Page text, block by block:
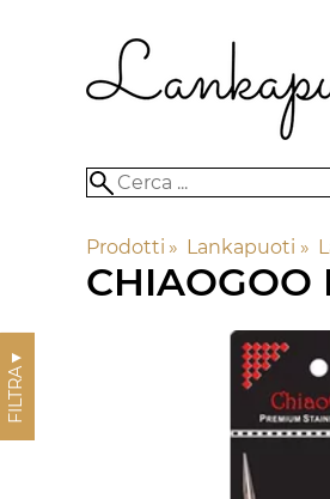
Prodotti ‪» Lankapuoti ‪»
CHIAOGOO
FILTRA
▼